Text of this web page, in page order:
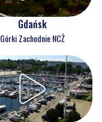
Gdańsk
Górki Zachodnie NCŻ